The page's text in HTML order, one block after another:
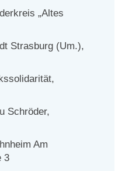
„Altes
Strasburg (Um.),
Schröder,
Am
3